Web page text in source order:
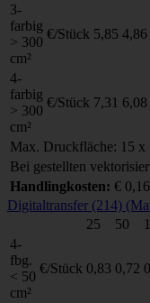
3-
farbig
> 300
cm²
€/Stück 5,85 4,86
4-
farbig
> 300
cm²
€/Stück 7,31 6,08
Max. Druckfläche: 15 x
Bei gestellten
Handlingkosten: €
Digitaltransfer (214)
25
50
4-
fbg.
< 50
cm²
€/Stück 0,83 0,72